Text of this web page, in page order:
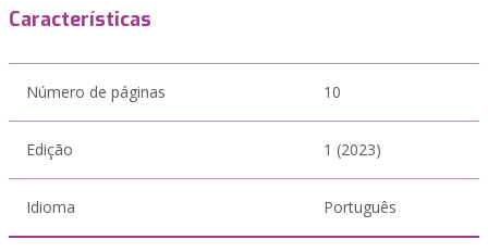
Características
Número de páginas 10
Edição 1 (2023)
Idioma Português